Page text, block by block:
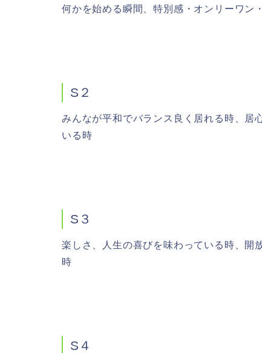
何かを始める瞬間、特別感・オンリーワン
S２
みんなが平和でバランス良く居れる時、居
いる時
S３
楽しさ、人生の喜びを味わっている時、開
時
S４